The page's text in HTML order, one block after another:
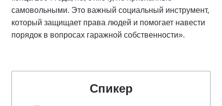
самовольными. Это важный социальный инструмент,
который защищает права людей и помогает навести
порядок в вопросах гаражной собственности».
Спикер